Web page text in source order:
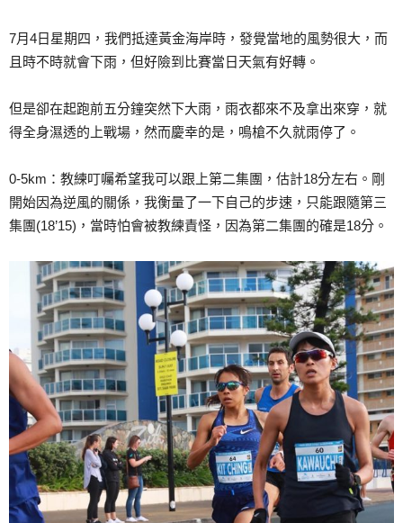
7月4日星期四，我們抵達黃金海岸時，發覺當地的風勢很大，而
且時不時就會下雨，但好險到比賽當日天氣有好轉。
但是卻在起跑前五分鐘突然下大雨，雨衣都來不及拿出來穿，就
得全身濕透的上戰場，然而慶幸的是，鳴槍不久就雨停了。
0-5km：教練叮囑希望我可以跟上第二集團，估計18分左右。剛
開始因為逆風的關係，我衡量了一下自己的步速，只能跟隨第三
集團(18’15)，當時怕會被教練責怪，因為第二集團的確是18分。